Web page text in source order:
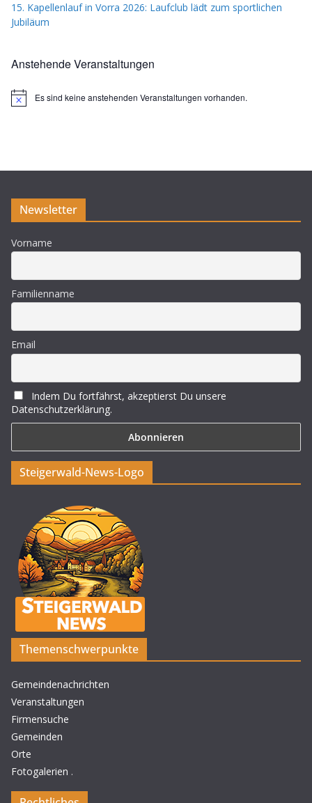
15. Kapellenlauf in Vorra 2026: Laufclub lädt zum sportlichen
Jubiläum
Anstehende Veranstaltungen
H
s
Es sind keine anstehenden Veranstaltungen vorhanden.
Newsletter
Vorname
Familienname
Email
Indem Du fortfährst, akzeptierst Du unsere
Datenschutzerklärung.
Steigerwald-News-Logo
Themenschwerpunkte
Gemeindenachrichten
Veranstaltungen
Firmensuche
Gemeinden
Orte
Fotogalerien .